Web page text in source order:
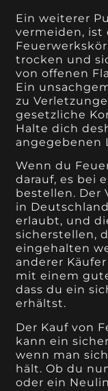
Ein weiterer
vermeiden, ist
trocken und
von offenen
Ein
zu
gesetzliche
Halte dich
angegebenen
Wenn du
darauf, es bei
bestellen. Der
in
erlaubt, und
sicherstellen,
eingehalten
anderer
mit einem
dass du ein
erhältst.
Der Kauf von
kann ein
wenn man
hält. Ob du
oder ein